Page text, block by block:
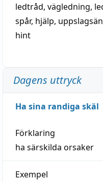
ledtråd, vägledning,
spår, hjälp,
hint
Dagens uttryck
Ha sina randiga skäl
Förklaring
ha särskilda orsaker
Exempel